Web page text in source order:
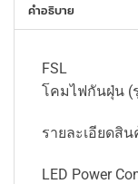
คำอธิบาย
FSL
โคมไฟกันฝุ่น (รุ่
รายละเอียดสิน
LED Power